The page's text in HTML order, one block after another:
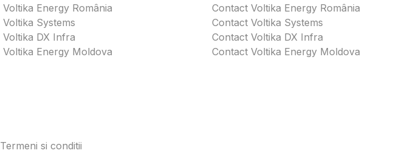
Voltika Energy România
Voltika Systems
Voltika DX Infra
Voltika Energy Moldova
Contact Voltika Energy România
Contact Voltika Systems
Contact Voltika DX Infra
Contact Voltika Energy Moldova
Termeni si conditii